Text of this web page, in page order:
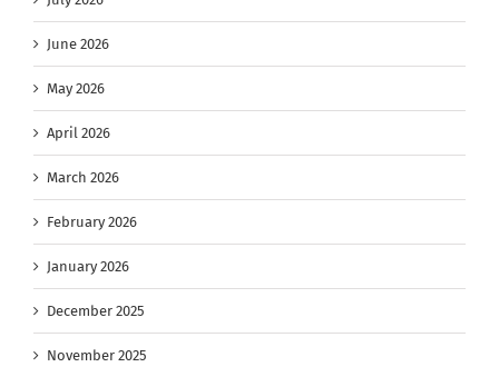
June 2026
May 2026
April 2026
March 2026
February 2026
January 2026
December 2025
November 2025